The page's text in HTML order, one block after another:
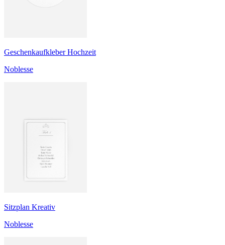
Geschenkaufkleber Hochzeit
Noblesse
Sitzplan Kreativ
Noblesse